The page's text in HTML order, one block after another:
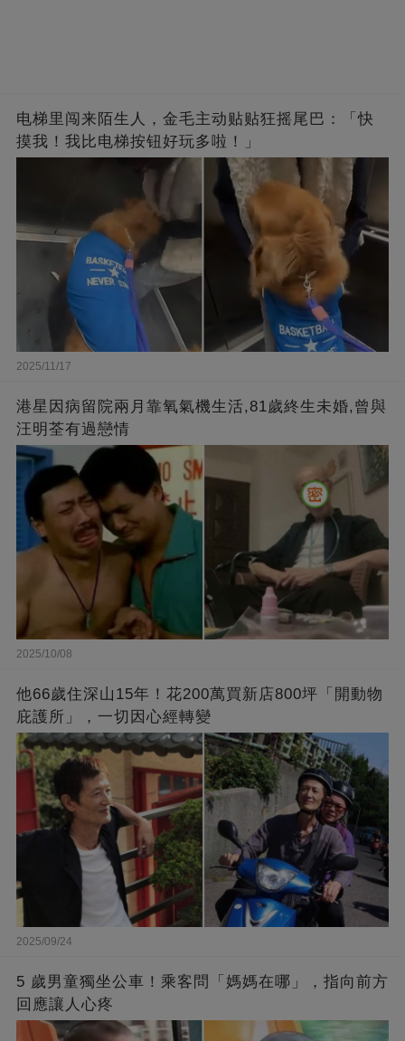
电梯里闯来陌生人，金毛主动贴贴狂摇尾巴：「快
摸我！我比电梯按钮好玩多啦！」
2025/11/17
港星因病留院兩月靠氧氣機生活,81歲終生未婚,曾與
汪明荃有過戀情
2025/10/08
他66歲住深山15年！花200萬買新店800坪「開動物
庇護所」，一切因心經轉變
2025/09/24
5 歲男童獨坐公車！乘客問「媽媽在哪」，指向前方
回應讓人心疼